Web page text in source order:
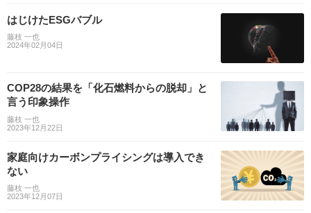
はじけたESGバブル
藤枝 一也
2024年02月04日
COP28の結果を「化石燃料からの脱却」と
言う印象操作
藤枝 一也
2023年12月22日
家庭向けカーボンプライシングは導入でき
ない
藤枝 一也
2023年12月07日